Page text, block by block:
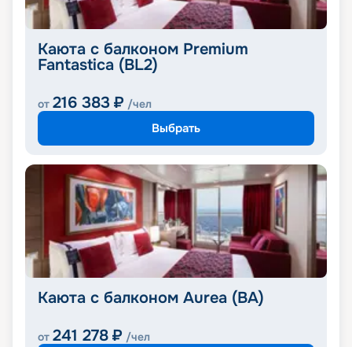
Каюта с балконом Premium
Fantastica (BL2)
от 216 383 ₽ /чел
Выбрать
Каюта с балконом Aurea (BA)
от 241 278 ₽ /чел